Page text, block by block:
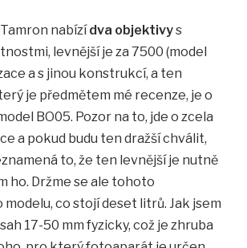
nabízídva objektivys
levnější je za 7500 (model
a s jinou konstrukcí, a ten
je předmětem mé recenze, je o
BO05. Pozor na to, jde o zcela
a pokud budu ten dražší chválit,
to, že ten levnější je nutně
ho. Držme se ale tohoto
co stojí deset litrů. Jak jsem
17-50 mm fyzicky, což je zhruba